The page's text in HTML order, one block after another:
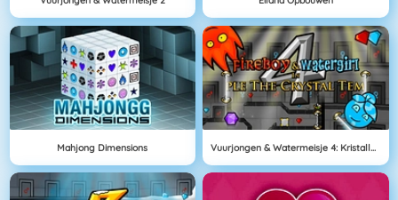
Mahjong Dimensions Vuurjongen & Watermeisje 4: Kristallen Tempel